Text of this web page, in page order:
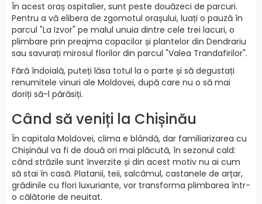
În acest oraș ospitalier, sunt peste douăzeci de parcuri.
Pentru a vă elibera de zgomotul orașului, luați o pauză în
parcul "La Izvor" pe malul unuia dintre cele trei lacuri, o
plimbare prin preajma copacilor și plantelor din Dendrariu
sau savurați mirosul florilor din parcul "Valea Trandafirilor".
Fără îndoială, puteți lăsa totul la o parte și să degustați
renumitele vinuri ale Moldovei, după care nu o să mai
doriți să-l părăsiți.
Când să veniți la Chișinău
În capitala Moldovei, clima e blândă, dar familiarizarea cu
Chișinăul va fi de două ori mai plăcută, în sezonul cald:
când străzile sunt înverzite și din acest motiv nu ai cum
să stai în casă. Platanii, teii, salcâmul, castanele de arțar,
grădinile cu flori luxuriante, vor transforma plimbarea într-
o călătorie de neuitat.